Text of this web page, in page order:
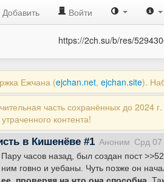
Добавить Войти
https://2ch.su/b/res/
Ежчана (ejchan.net, ejchan.site).
часть сохранённых до 2024
контента!
в Кишенёве #1 Аноним Срд 07
Пару часов назад, был создан пост
ним говно и уебаны. Чуть позже он